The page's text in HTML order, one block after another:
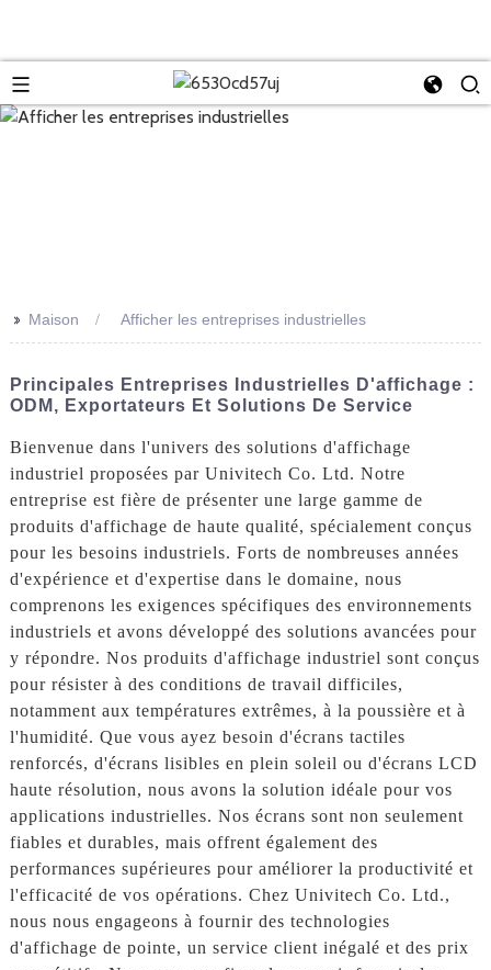
>> Maison Afficher les entreprises industrielles
Principales Entreprises Industrielles D'affichage :
ODM, Exportateurs Et Solutions De Service
Bienvenue dans l'univers des solutions d'affichage
industriel proposées par Univitech Co. Ltd. Notre
entreprise est fière de présenter une large gamme de
produits d'affichage de haute qualité, spécialement conçus
pour les besoins industriels. Forts de nombreuses années
d'expérience et d'expertise dans le domaine, nous
comprenons les exigences spécifiques des environnements
industriels et avons développé des solutions avancées pour
y répondre. Nos produits d'affichage industriel sont conçus
pour résister à des conditions de travail difficiles,
notamment aux températures extrêmes, à la poussière et à
l'humidité. Que vous ayez besoin d'écrans tactiles
renforcés, d'écrans lisibles en plein soleil ou d'écrans LCD
haute résolution, nous avons la solution idéale pour vos
applications industrielles. Nos écrans sont non seulement
fiables et durables, mais offrent également des
performances supérieures pour améliorer la productivité et
l'efficacité de vos opérations. Chez Univitech Co. Ltd.,
nous nous engageons à fournir des technologies
d'affichage de pointe, un service client inégalé et des prix